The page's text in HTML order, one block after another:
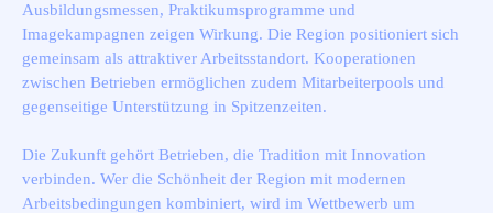
Ausbildungsmessen, Praktikumsprogramme und
Imagekampagnen zeigen Wirkung. Die Region positioniert sich
gemeinsam als attraktiver Arbeitsstandort. Kooperationen
zwischen Betrieben ermöglichen zudem Mitarbeiterpools und
gegenseitige Unterstützung in Spitzenzeiten.
Die Zukunft gehört Betrieben, die Tradition mit Innovation
verbinden. Wer die Schönheit der Region mit modernen
Arbeitsbedingungen kombiniert, wird im Wettbewerb um